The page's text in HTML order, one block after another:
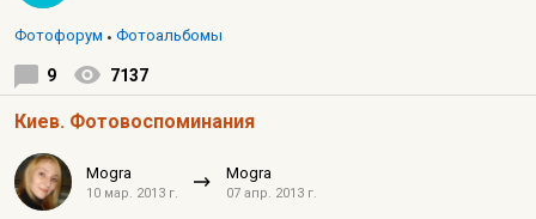
Фотофорум Фотоальбомы
9 7137
Киев. Фотовоспоминания
Mogra
10 мар. 2013 г.
Mogra
07 апр. 2013 г.